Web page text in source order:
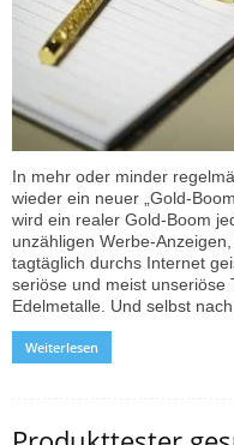
In mehr oder minder
wieder ein neuer „Gold-
wird ein realer Gold-Boom
unzähligen Werbe-
tagtäglich durchs Internet
seriöse und meist unseriöse
Edelmetalle. Und selbst
Weiterlesen